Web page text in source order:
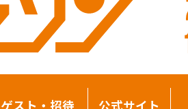
ゲスト・招待 公式サイト